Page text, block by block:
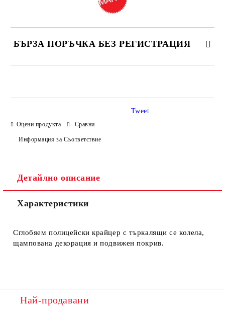
БЪРЗА ПОРЪЧКА БЕЗ РЕГИСТРАЦИЯ
Оцени продукта Сравни
Информация за Съответствие
Tweet
Детайлно описание
Характеристики
Сглобяем полицейски крайцер с търкалящи се колела,
щампована декорация и подвижен покрив.
Най-продавани